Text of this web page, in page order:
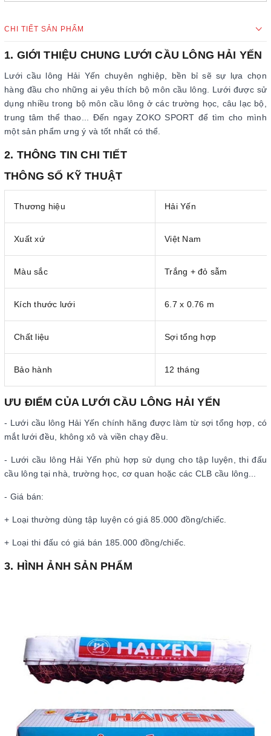
CHI TIẾT SẢN PHẨM
1. GIỚI THIỆU CHUNG LƯỚI CẦU LÔNG HẢI YẾN
Lưới cầu lông Hải Yến chuyên nghiệp, bền bỉ sẽ sự lựa chọn
hàng đầu cho những ai yêu thích bộ môn cầu lông. Lưới được sử
dụng nhiều trong bộ môn cầu lông ở các trường học, câu lạc bộ,
trung tâm thể thao... Đến ngay ZOKO SPORT để tìm cho mình
một sản phẩm ưng ý và tốt nhất có thể.
2. THÔNG TIN CHI TIẾT
THÔNG SỐ KỸ THUẬT
Thương hiệu Hải Yến
Xuất xứ Việt Nam
Màu sắc Trắng + đỏ sẫm
Kích thước lưới 6.7 x 0.76 m
Chất liệu Sợi tổng hợp
Bảo hành 12 tháng
ƯU ĐIỂM CỦA LƯỚI CẦU LÔNG HẢI YẾN
- Lưới cầu lông Hải Yến chính hãng được làm từ sợi tổng hợp, có
mắt lưới đều, không xô và viền chạy đều.
- Lưới cầu lông Hải Yến phù hợp sử dụng cho tập luyện, thi đấu
cầu lông tại nhà, trường học, cơ quan hoặc các CLB cầu lông...
- Giá bán:
+ Loại thường dùng tập luyện có giá 85.000 đồng/chiếc.
+ Loại thi đấu có giá bán 185.000 đồng/chiếc.
3. HÌNH ẢNH SẢN PHẨM